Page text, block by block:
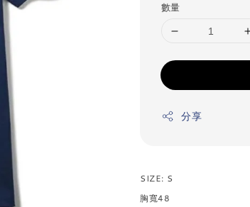
數量
分享
SIZE: S
胸寬48